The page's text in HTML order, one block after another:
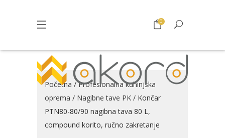
0
Početna /Profesionalna kuhinjska
oprema / Nagibne tave PK / Končar
PTN80-80/90 nagibna tava 80 L,
compound korito, ručno zakretanje